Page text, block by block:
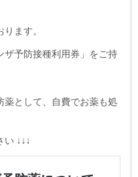
ます。
ザ予防接種利用券」をご持
として、自費でお薬も処
い ↓↓↓